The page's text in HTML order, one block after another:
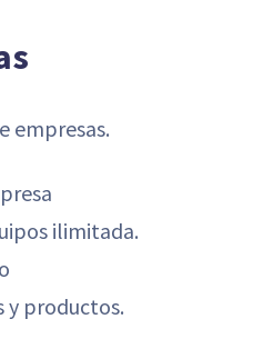
empresas.
ilimitada.
y productos.